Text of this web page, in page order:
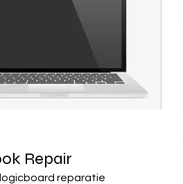
Repair
reparatie